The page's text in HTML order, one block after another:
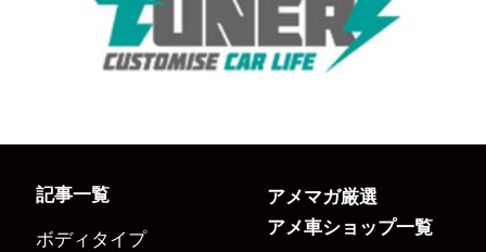
記事一覧
ボディタイプ
アメマガ厳選
アメ車ショップ一覧